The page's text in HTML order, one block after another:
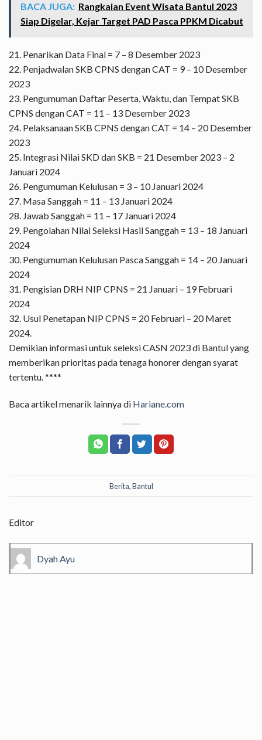
BACA JUGA: Rangkaian Event Wisata Bantul 2023
Siap Digelar, Kejar Target PAD Pasca PPKM Dicabut
21. Penarikan Data Final = 7 – 8 Desember 2023
22. Penjadwalan SKB CPNS dengan CAT = 9 – 10 Desember
2023
23. Pengumuman Daftar Peserta, Waktu, dan Tempat SKB
CPNS dengan CAT = 11 – 13 Desember 2023
24. Pelaksanaan SKB CPNS dengan CAT = 14 – 20 Desember
2023
25. Integrasi Nilai SKD dan SKB = 21 Desember 2023 – 2
Januari 2024
26. Pengumuman Kelulusan = 3 – 10 Januari 2024
27. Masa Sanggah = 11 – 13 Januari 2024
28. Jawab Sanggah = 11 – 17 Januari 2024
29. Pengolahan Nilai Seleksi Hasil Sanggah = 13 – 18 Januari
2024
30. Pengumuman Kelulusan Pasca Sanggah = 14 – 20 Januari
2024
31. Pengisian DRH NIP CPNS = 21 Januari – 19 Februari
2024
32. Usul Penetapan NIP CPNS = 20 Februari – 20 Maret
2024.
Demikian informasi untuk seleksi CASN 2023 di Bantul yang
memberikan prioritas pada tenaga honorer dengan syarat
tertentu. ****
Baca artikel menarik lainnya di Hariane.com
Berita,Bantul
Editor
Dyah Ayu